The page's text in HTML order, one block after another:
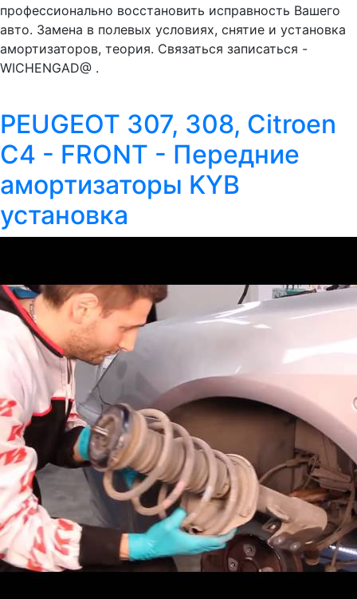
профессионально восстановить исправность Вашего
авто. Замена в полевых условиях, снятие и установка
амортизаторов, теория. Связаться записаться -
WICHENGAD@ .
PEUGEOT 307, 308, Citroen
C4 - FRONT - Передние
амортизаторы KYB
установка